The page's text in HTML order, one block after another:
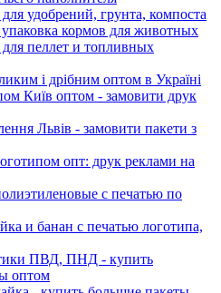
удобрений, грунта, компоста
кормов для животных
пеллет и топливных
і дрібним оптом в Україні
Київ оптом - замовити друк
Львів - замовити пакети з
опт: друк реклами на
с печатью по
и банан с печатью логотипа,
ПВД, ПНД - купить
оптом